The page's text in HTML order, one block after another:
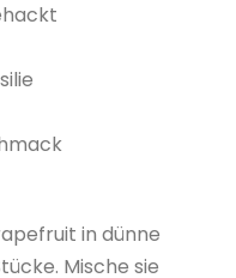
in dünne
Mische sie